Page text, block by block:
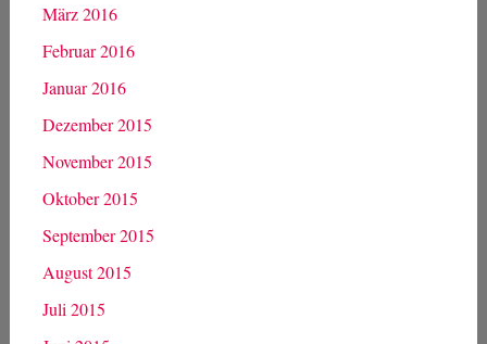
März 2016
Februar 2016
Januar 2016
Dezember 2015
November 2015
Oktober 2015
September 2015
August 2015
Juli 2015